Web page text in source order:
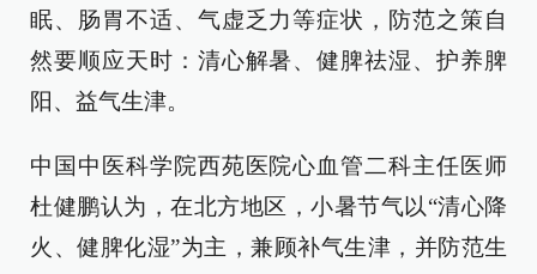
眠、肠胃不适、气虚乏力等症状，防范之策自
然要顺应天时：清心解暑、健脾祛湿、护养脾
阳、益气生津。
中国中医科学院西苑医院心血管二科主任医师
杜健鹏认为，在北方地区，小暑节气以“清心降
火、健脾化湿”为主，兼顾补气生津，并防范生